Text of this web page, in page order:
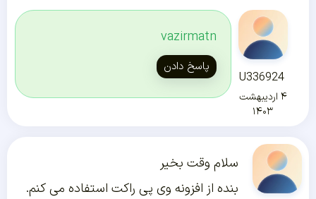
U336924
۴ اردیبهشت
۱۴۰۳
vazirmatn
پاسخ دادن
سلام وقت بخیر
بنده از افزونه وی پی راکت استفاده می کنم.